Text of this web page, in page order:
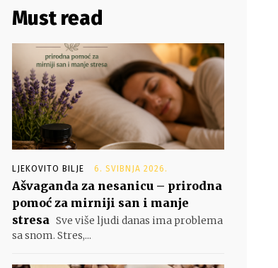
Must read
LJEKOVITO BILJE 6. SVIBNJA 2026.
Ašvaganda za nesanicu – prirodna
pomoć za mirniji san i manje
stresa Sve više ljudi danas ima problema
sa snom. Stres,...